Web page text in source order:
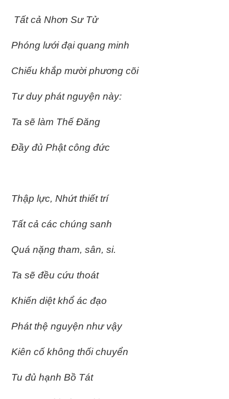
Tất cả Nhơn Sư Tử
Phóng lưới đại quang minh
Chiếu khắp mười phương cõi
Tư duy phát nguyện này:
Ta sẽ làm Thế Ðăng
Ðầy đủ Phật công đức
Thập lực, Nhứt thiết trí
Tất cả các chúng sanh
Quá nặng tham, sân, si.
Ta sẽ đều cứu thoát
Khiến diệt khổ ác đạo
Phát thệ nguyện như vậy
Kiên cố không thối chuyển
Tu đủ hạnh Bồ Tát